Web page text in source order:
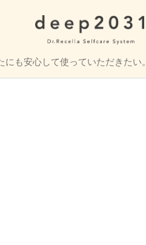
にも安心して使っていただきたい。